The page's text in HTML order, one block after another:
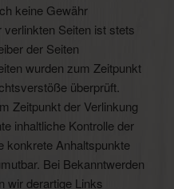
keine Gewähr
verlinkten Seiten ist stets
der Seiten
wurden zum Zeitpunkt
überprüft.
Zeitpunkt der Verlinkung
inhaltliche Kontrolle der
konkrete Anhaltspunkte
Bei Bekanntwerden
wir derartige Links